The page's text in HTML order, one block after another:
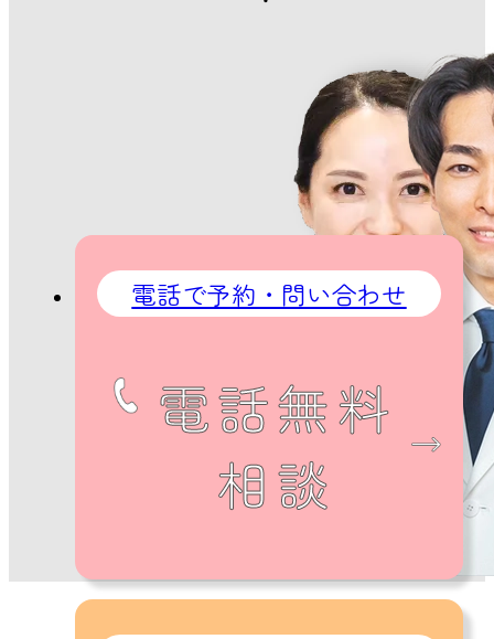
電話で予約・問い合わせ
電話無料
相談